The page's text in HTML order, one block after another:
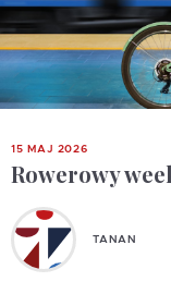
15 MAJ 2026
Rowerowy
TANAN